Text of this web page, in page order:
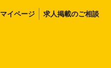
マイページ 求人掲載のご相談